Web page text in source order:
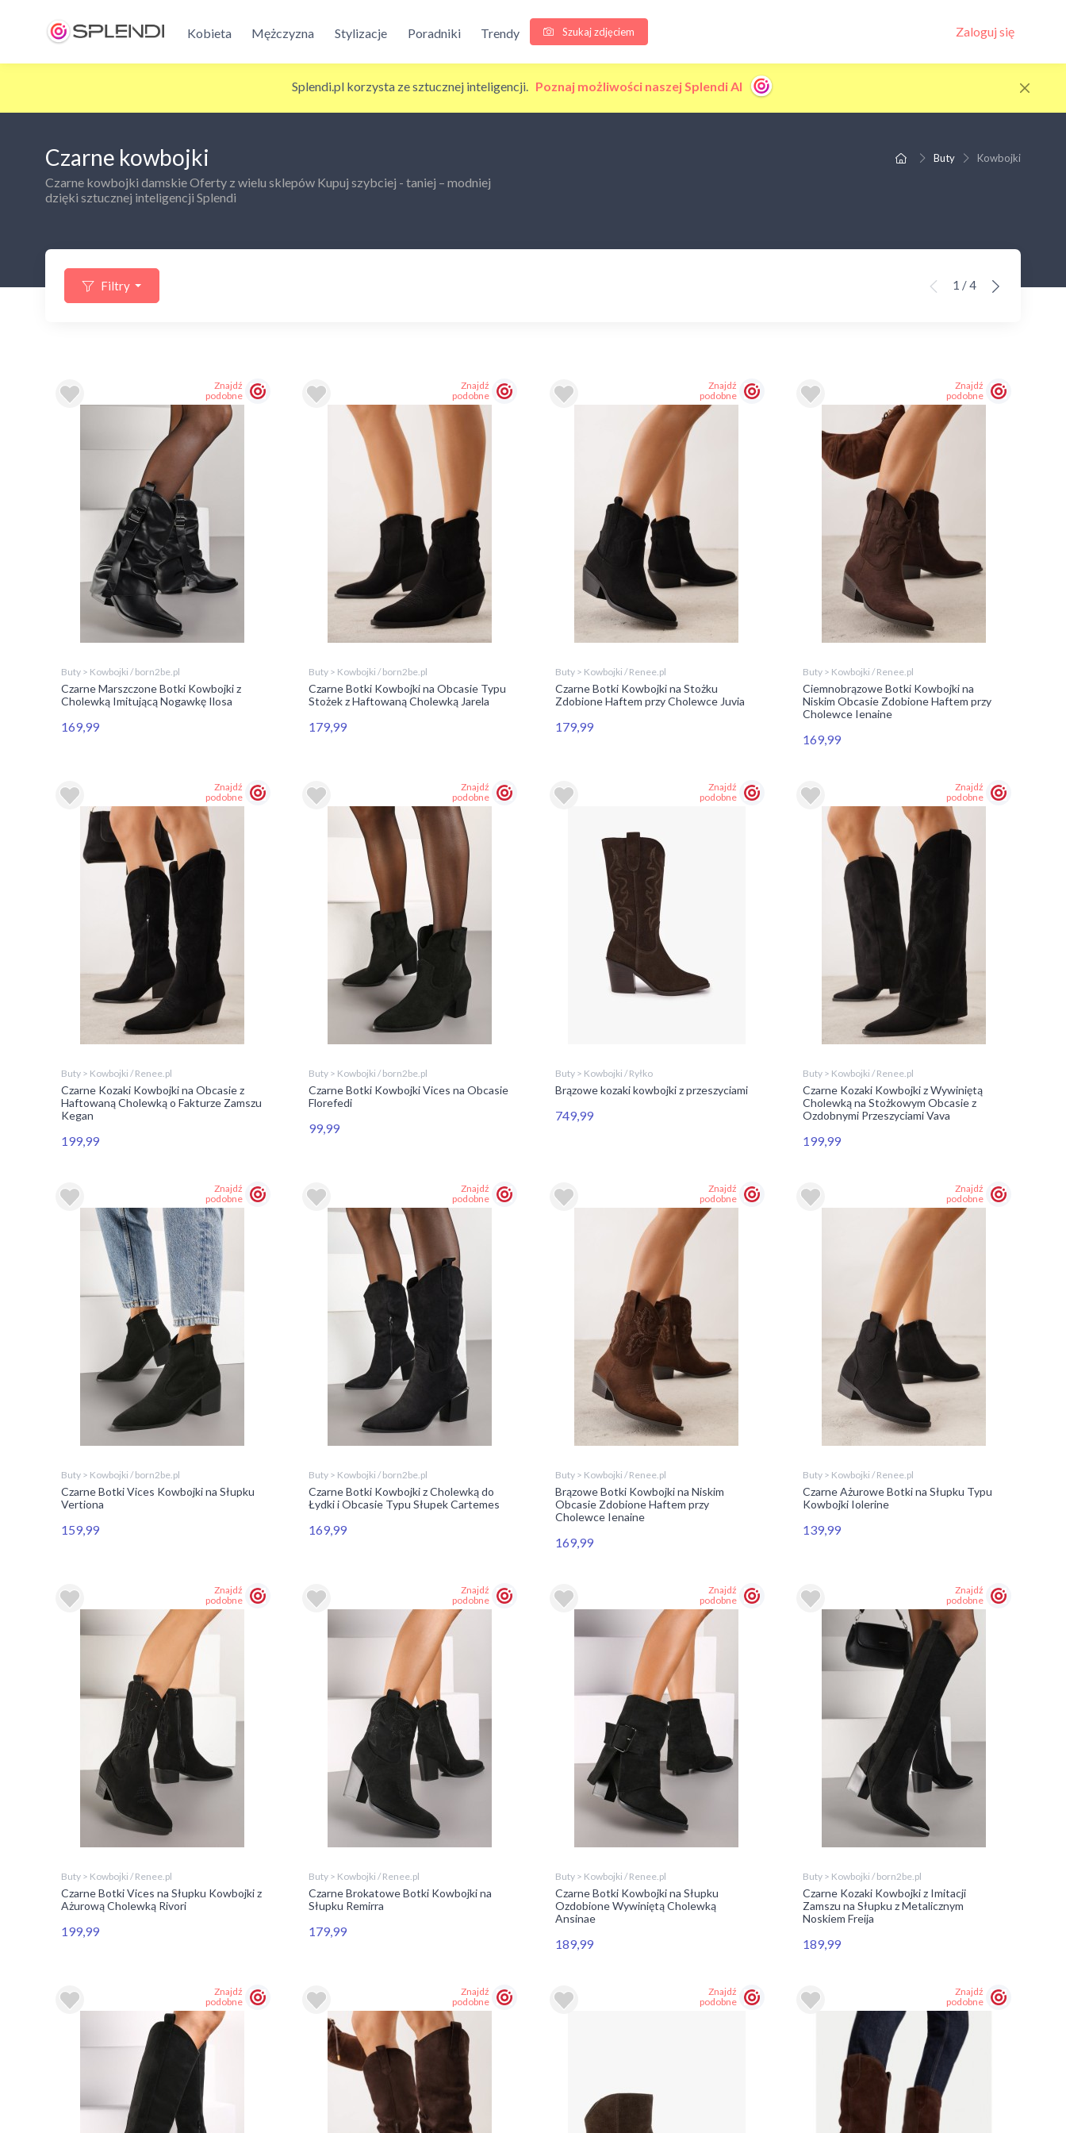
Kobieta Mężczyzna Stylizacje Poradniki Trendy Szukaj zdjęciem Zaloguj się
Splendi.pl korzysta ze sztucznej inteligencji. Poznaj możliwości naszej Splendi AI
Buty Kowbojki
Czarne kowbojki
Czarne kowbojki damskie Oferty z wielu sklepów Kupuj szybciej - taniej – modniej
dzięki sztucznej inteligencji Splendi
Filtry 1 / 4
Znajdź
podobne
Buty > Kowbojki / born2be.pl
Czarne Marszczone Botki Kowbojki z
Cholewką Imitującą Nogawkę Ilosa
169,99
Znajdź
podobne
Buty > Kowbojki / born2be.pl
Czarne Botki Kowbojki na Obcasie Typu
Stożek z Haftowaną Cholewką Jarela
179,99
Znajdź
podobne
Buty > Kowbojki / Renee.pl
Czarne Botki Kowbojki na Stożku
Zdobione Haftem przy Cholewce Juvia
179,99
Znajdź
podobne
Buty > Kowbojki / Renee.pl
Ciemnobrązowe Botki Kowbojki na
Niskim Obcasie Zdobione Haftem przy
Cholewce Ienaine
169,99
Znajdź
podobne
Buty > Kowbojki / Renee.pl
Czarne Kozaki Kowbojki na Obcasie z
Haftowaną Cholewką o Fakturze Zamszu
Kegan
199,99
Znajdź
podobne
Buty > Kowbojki / born2be.pl
Czarne Botki Kowbojki Vices na Obcasie
Florefedi
99,99
Znajdź
podobne
Buty > Kowbojki / Ryłko
Brązowe kozaki kowbojki z przeszyciami
749,99
Znajdź
podobne
Buty > Kowbojki / Renee.pl
Czarne Kozaki Kowbojki z Wywiniętą
Cholewką na Stożkowym Obcasie z
Ozdobnymi Przeszyciami Vava
199,99
Znajdź
podobne
Buty > Kowbojki / born2be.pl
Czarne Botki Vices Kowbojki na Słupku
Vertiona
159,99
Znajdź
podobne
Buty > Kowbojki / born2be.pl
Czarne Botki Kowbojki z Cholewką do
Łydki i Obcasie Typu Słupek Cartemes
169,99
Znajdź
podobne
Buty > Kowbojki / Renee.pl
Brązowe Botki Kowbojki na Niskim
Obcasie Zdobione Haftem przy
Cholewce Ienaine
169,99
Znajdź
podobne
Buty > Kowbojki / Renee.pl
Czarne Ażurowe Botki na Słupku Typu
Kowbojki Iolerine
139,99
Znajdź
podobne
Buty > Kowbojki / Renee.pl
Czarne Botki Vices na Słupku Kowbojki z
Ażurową Cholewką Rivori
199,99
Znajdź
podobne
Buty > Kowbojki / Renee.pl
Czarne Brokatowe Botki Kowbojki na
Słupku Remirra
179,99
Znajdź
podobne
Buty > Kowbojki / Renee.pl
Czarne Botki Kowbojki na Słupku
Ozdobione Wywiniętą Cholewką
Ansinae
189,99
Znajdź
podobne
Buty > Kowbojki / born2be.pl
Czarne Kozaki Kowbojki z Imitacji
Zamszu na Słupku z Metalicznym
Noskiem Freija
189,99
Znajdź
podobne
Znajdź
podobne
Znajdź
podobne
Znajdź
podobne